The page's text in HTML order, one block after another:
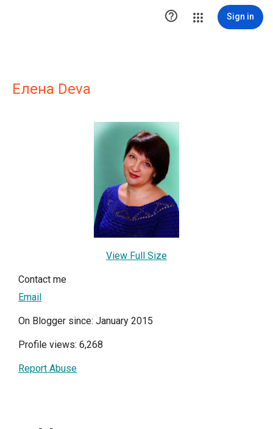
 Sign in
Елена Deva
View Full Size
Contact me
Email
On Blogger since: January 2015
Profile views: 6,268
Report Abuse